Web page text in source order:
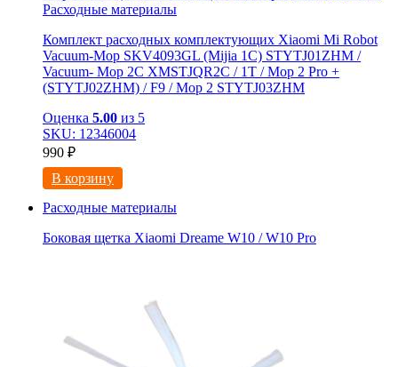
Расходные материалы
Комплект расходных комплектующих Xiaomi Mi Robot
Vacuum-Mop SKV4093GL (Mijia 1C) STYTJ01ZHM /
Vacuum- Mop 2C XMSTJQR2C / 1T / Mop 2 Pro +
(STYTJ02ZHM) / F9 / Mop 2 STYTJ03ZHM
Оценка 5.00 из 5
SKU: 12346004
990 ₽
В корзину
Расходные материалы
Боковая щетка Xiaomi Dreame W10 / W10 Pro